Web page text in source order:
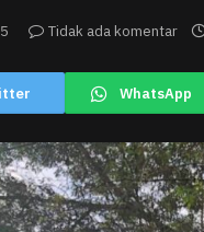
Tidak ada komentar
WhatsApp